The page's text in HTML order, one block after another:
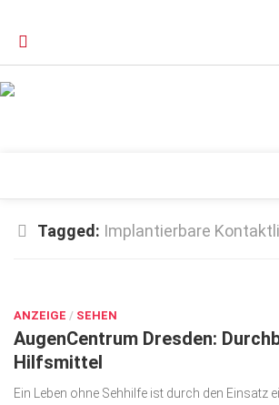
Orthopädie
Schönheit & Wohlbefinden
Special
Tagged: Implantierbare
ANZEIGE / SEHEN
AugenCentrum Dresden:
Hilfsmittel
Ein Leben ohne Sehhilfe ist durch den Einsatz